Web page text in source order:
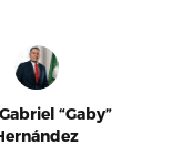
“Gaby”